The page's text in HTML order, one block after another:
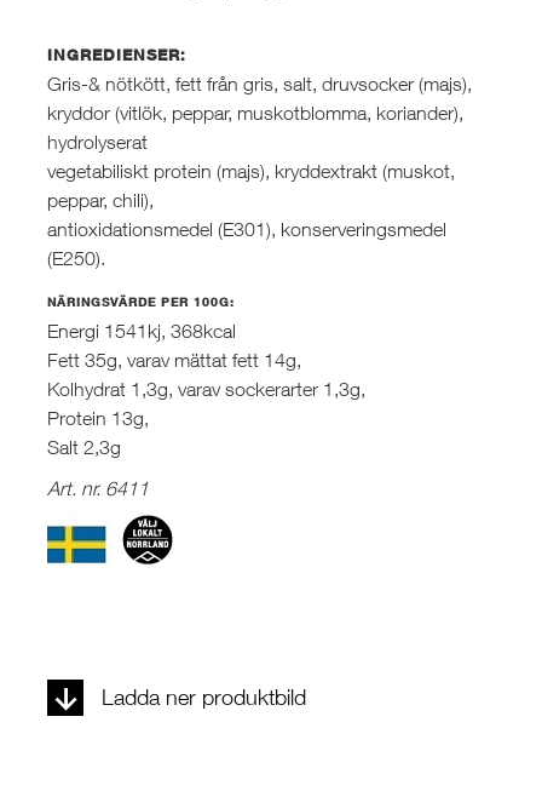
INGREDIENSER:
Gris-& nötkött, fett från gris, salt, druvsocker (majs),
kryddor (vitlök, peppar, muskotblomma, koriander),
hydrolyserat
vegetabiliskt protein (majs), kryddextrakt (muskot,
peppar, chili),
antioxidationsmedel (E301), konserveringsmedel
(E250).
NÄRINGSVÄRDE PER 100G:
Energi 1541kj, 368kcal
Fett 35g, varav mättat fett 14g,
Kolhydrat 1,3g, varav sockerarter 1,3g,
Protein 13g,
Salt 2,3g
Art. nr. 6411
Ladda ner produktbild